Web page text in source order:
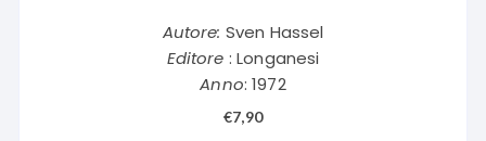
Autore: Sven Hassel
Editore : Longanesi
Anno: 1972
€7,90